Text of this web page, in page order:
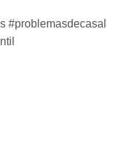
#problemasdecasal